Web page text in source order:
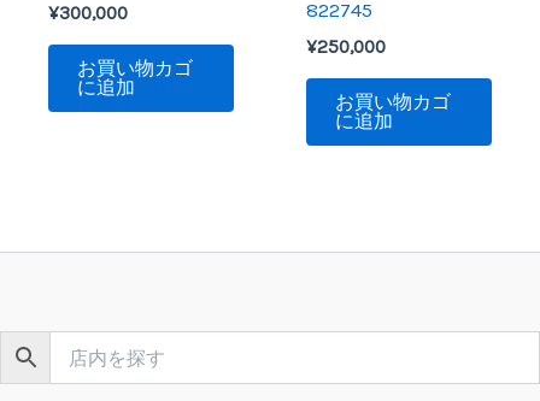
¥300,000
お買い物カゴ
に追加
822745
¥250,000
お買い物カゴ
に追加